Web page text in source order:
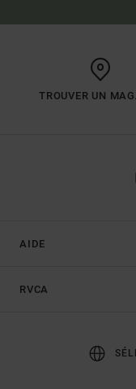
TROUVER UN
AIDE
RVCA